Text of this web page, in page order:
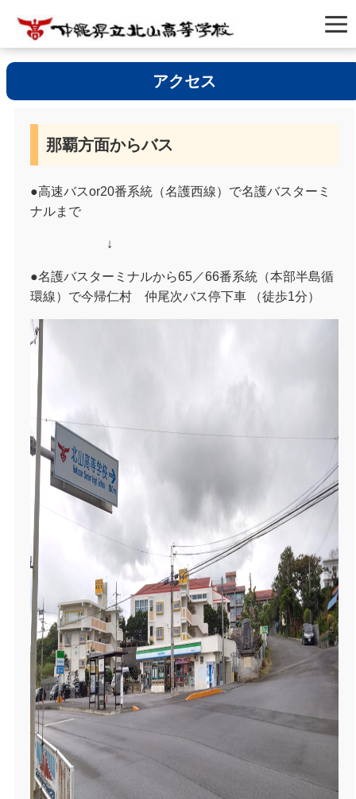
アクセス
那覇方面からバス
●高速バスor20番系統（名護西線） で名護バスターミ
ナルまで
↓
●名護バスターミナルから65 ／66番系統（本部半島循
環線） で今帰仁村 仲尾次バス停下車 （徒歩1分）